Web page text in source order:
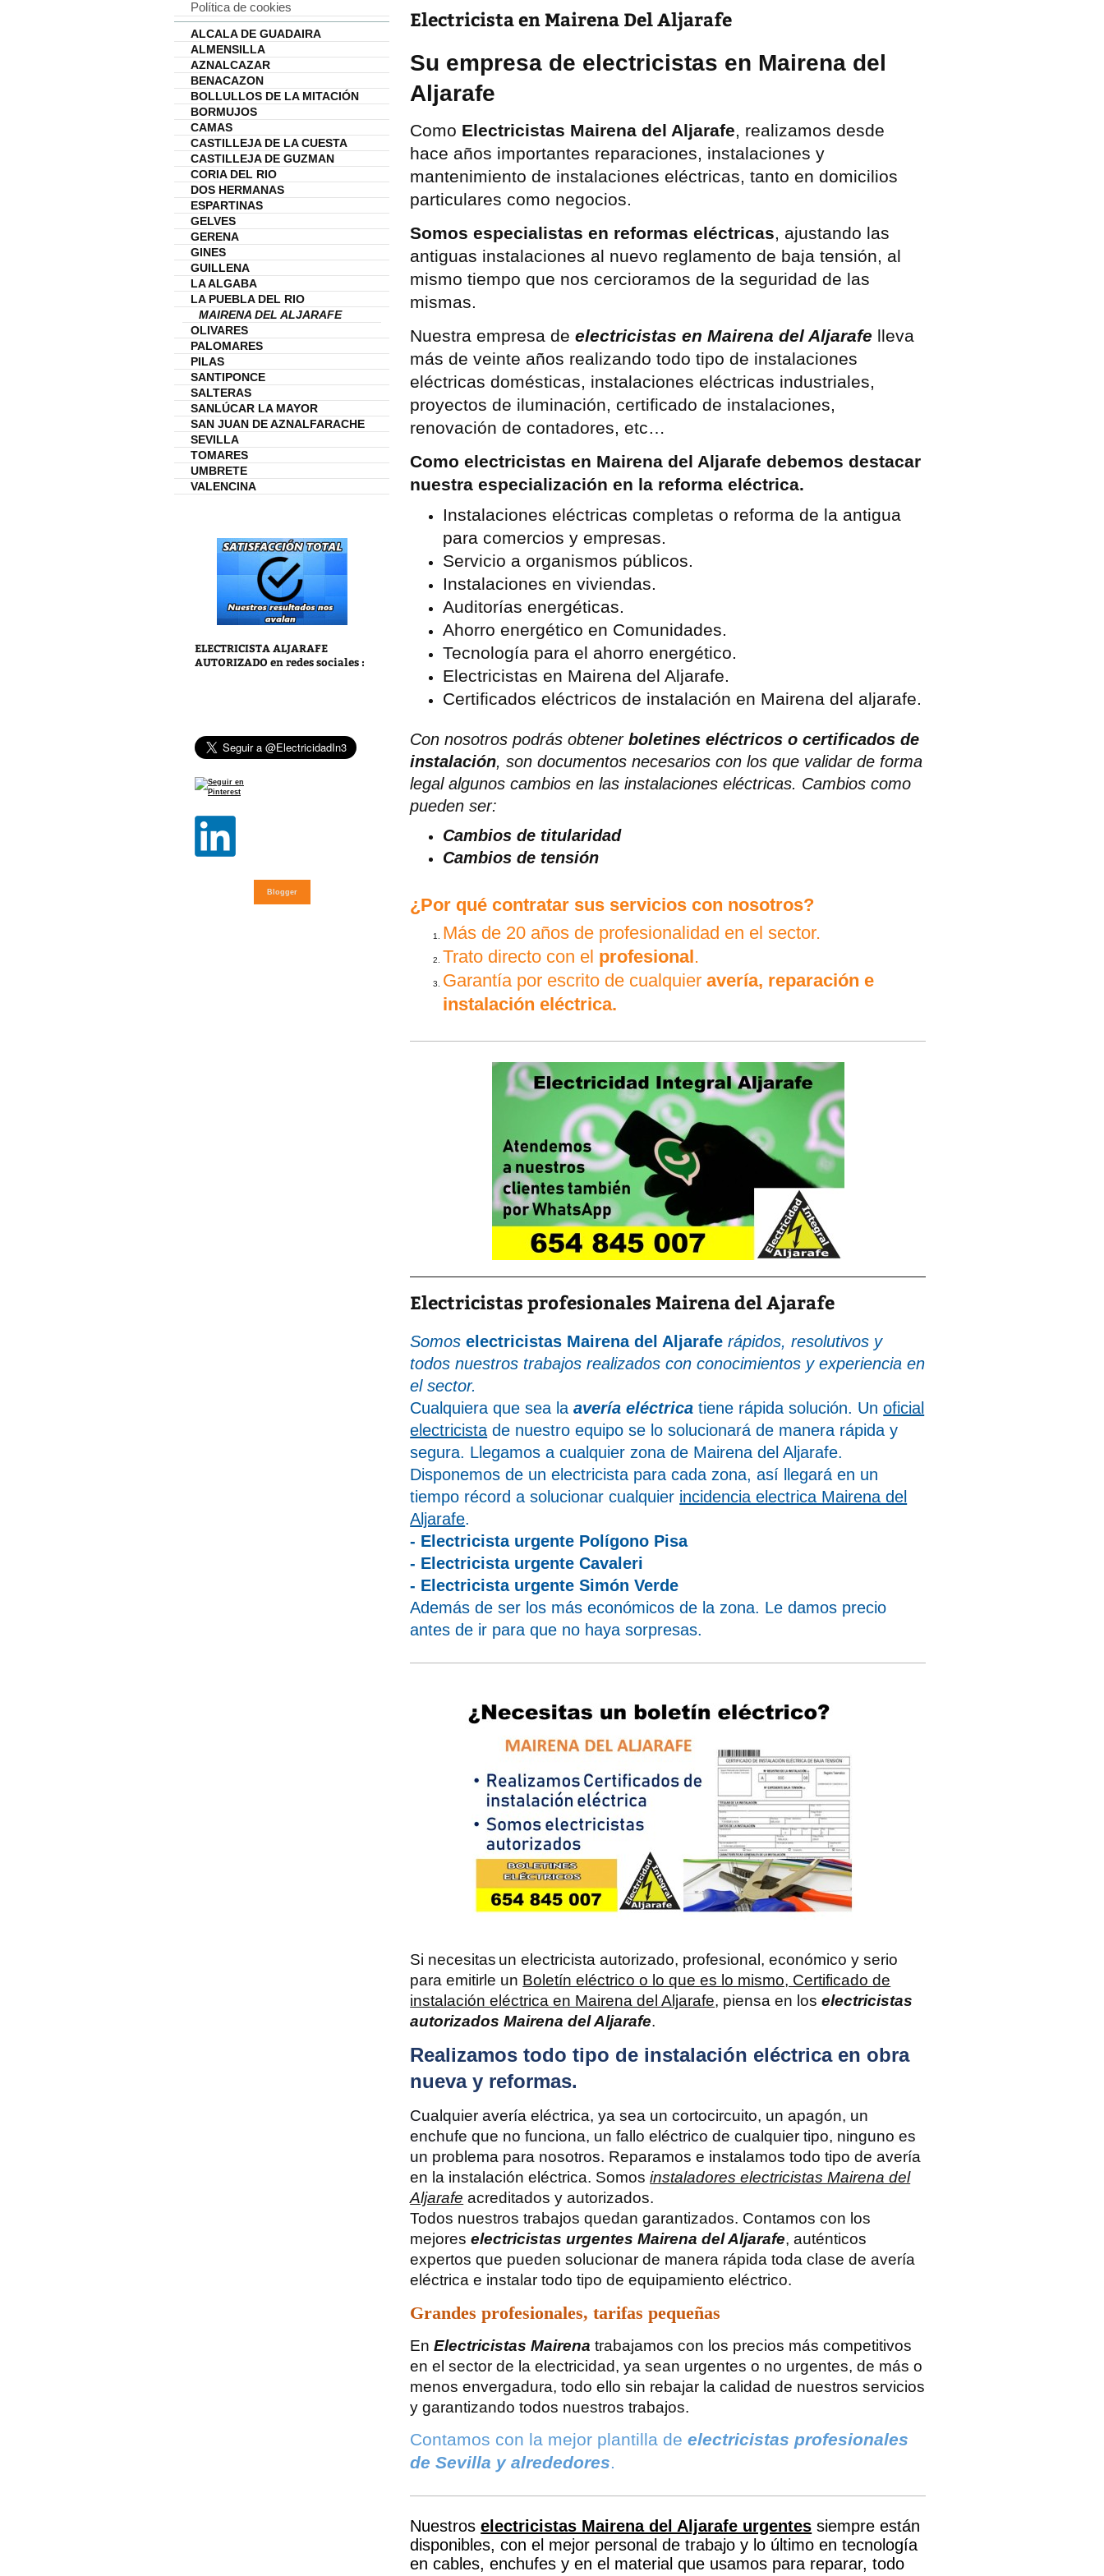
Electricista en Mairena Del Aljarafe
Su empresa de electricistas en Mairena del
Aljarafe
Como Electricistas Mairena del Aljarafe, realizamos desde
hace años importantes reparaciones, instalaciones y
mantenimiento de instalaciones eléctricas, tanto en domicilios
particulares como negocios.
Somos especialistas en reformas eléctricas, ajustando las
antiguas instalaciones al nuevo reglamento de baja tensión, al
mismo tiempo que nos cercioramos de la seguridad de las
mismas.
Nuestra empresa deelectricistas en Mairena del Aljarafe lleva
más de veinte años realizando todo tipo de instalaciones
eléctricas domésticas, instalaciones eléctricas industriales,
proyectos de iluminación, certificado de instalaciones,
renovación de contadores, etc…
Como electricistas en Mairena del Aljarafe debemos destacar
nuestra especialización en la reforma eléctrica.
Instalaciones eléctricas completas o reforma de la antigua
para comercios y empresas.
Servicio a organismos públicos.
Instalaciones en viviendas.
Auditorías energéticas.
Ahorro energético en Comunidades.
Tecnología para el ahorro energético.
Electricistas en Mairena del Aljarafe.
Certificados eléctricos de instalación en Mairena del aljarafe.
Con nosotros podrás obtenerboletines eléctricos o certificados de
instalación, son documentos necesarios con los que validar de forma
legal algunos cambios en las instalaciones eléctricas. Cambios como
pueden ser:
Cambios de titularidad
Cambios de tensión
¿Por qué contratar sus servicios con nosotros?
Más de 20 años de profesionalidad en el sector.
Trato directo con el profesional.
Garantía por escrito de cualquieravería, reparación e
instalación eléctrica.
Electricistas profesionales Mairena del Ajarafe
Somos electricistas Mairena del Aljarafe rápidos, resolutivos y
todos nuestros trabajos realizados con conocimientos y experiencia en
el sector.
Cualquiera que sea laavería eléctrica tiene rápida solución. Unoficial
electricista de nuestro equipo se lo solucionará de manera rápida y
segura. Llegamos a cualquier zona de Mairena del Aljarafe.
Disponemos de un electricista para cada zona, así llegará en un
tiempo récord a solucionar cualquier incidencia electrica Mairena del
Aljarafe.
- Electricista urgente Polígono Pisa
- Electricista urgente Cavaleri
- Electricista urgente Simón Verde
Además de ser los más económicos de la zona. Le damos precio
antes de ir para que no haya sorpresas.
Si necesitas un electricista autorizado, profesional, económico y serio
para emitirle un Boletín eléctrico o lo que es lo mismo, Certificado de
instalación eléctrica en Mairena del Aljarafe, piensa en loselectricistas
autorizados Mairena del Aljarafe.
Realizamos todo tipo de instalación eléctrica en obra
nueva y reformas.
Cualquier avería eléctrica, ya sea un cortocircuito, un apagón, un
enchufe que no funciona, un fallo eléctrico de cualquier tipo, ninguno es
un problema para nosotros. Reparamos e instalamos todo tipo de avería
en la instalación eléctrica. Somosinstaladores electricistas Mairena del
Aljarafe acreditados y autorizados.
Todos nuestros trabajos quedan garantizados. Contamos con los
mejoreselectricistas urgentes Mairena del Aljarafe, auténticos
expertos que pueden solucionar de manera rápida toda clase de avería
eléctrica e instalar todo tipo de equipamiento eléctrico.
Grandes profesionales, tarifas pequeñas
EnElectricistas Mairena trabajamos con los precios más competitivos
en el sector de la electricidad, ya sean urgentes o no urgentes, de más o
menos envergadura, todo ello sin rebajar la calidad de nuestros servicios
y garantizando todos nuestros trabajos.
Contamos con la mejor plantilla deelectricistas profesionales
de Sevilla y alrededores.
Nuestroselectricistas Mairena del Aljarafe urgentes siempre están
disponibles, con el mejor personal de trabajo y lo último en tecnología
en cables, enchufes y en el material que usamos para reparar, todo
Política de cookies
ALCALA DE GUADAIRA
ALMENSILLA
AZNALCAZAR
BENACAZON
BOLLULLOS DE LA MITACIÓN
BORMUJOS
CAMAS
CASTILLEJA DE LA CUESTA
CASTILLEJA DE GUZMAN
CORIA DEL RIO
DOS HERMANAS
ESPARTINAS
GELVES
GERENA
GINES
GUILLENA
LA ALGABA
LA PUEBLA DEL RIO
MAIRENA DEL ALJARAFE
OLIVARES
PALOMARES
PILAS
SANTIPONCE
SALTERAS
SANLÚCAR LA MAYOR
SAN JUAN DE AZNALFARACHE
SEVILLA
TOMARES
UMBRETE
VALENCINA
ELECTRICISTA ALJARAFE
AUTORIZADO en redes sociales :
Blogger